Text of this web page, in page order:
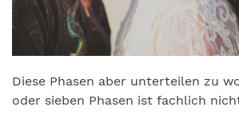
Diese Phasen aber unterteilen zu
oder sieben Phasen ist fachlich